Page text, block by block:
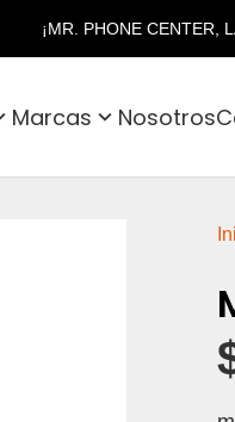
¡MR. PHONE CENTER,
Marcas Nosotros